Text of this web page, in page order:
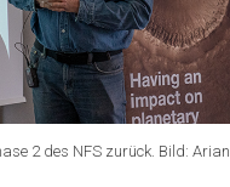
2 des NFS zurück. Bild: Arian